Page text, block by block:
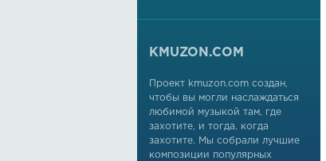
KMUZON.COM
Проект kmuzon.com создан,
чтобы вы могли наслаждаться
любимой музыкой там, где
захотите, и тогда, когда
захотите. Мы собрали лучшие
композиции популярных